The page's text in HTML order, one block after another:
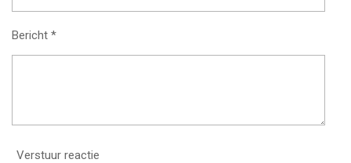
Bericht *
Verstuur reactie